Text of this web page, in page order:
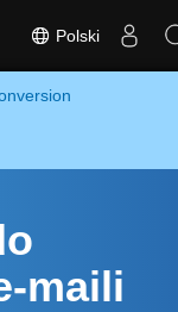
Polski
maili